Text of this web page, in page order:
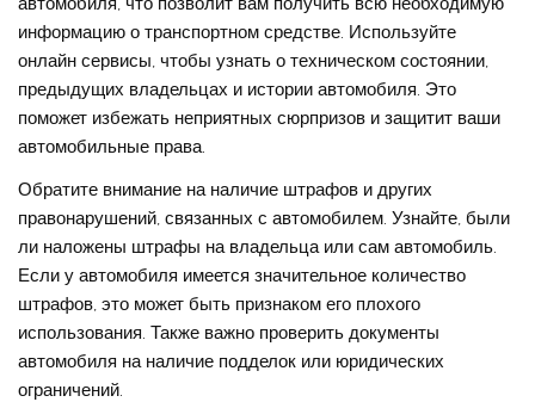
информацию о транспортном средстве. Используйте
онлайн сервисы, чтобы узнать о техническом состоянии,
предыдущих владельцах и истории автомобиля. Это
поможет избежать неприятных сюрпризов и защитит ваши
автомобильные права.
Обратите внимание на наличие штрафов и других
правонарушений, связанных с автомобилем. Узнайте, были
ли наложены штрафы на владельца или сам автомобиль.
Если у автомобиля имеется значительное количество
штрафов, это может быть признаком его плохого
использования. Также важно проверить документы
автомобиля на наличие подделок или юридических
ограничений.